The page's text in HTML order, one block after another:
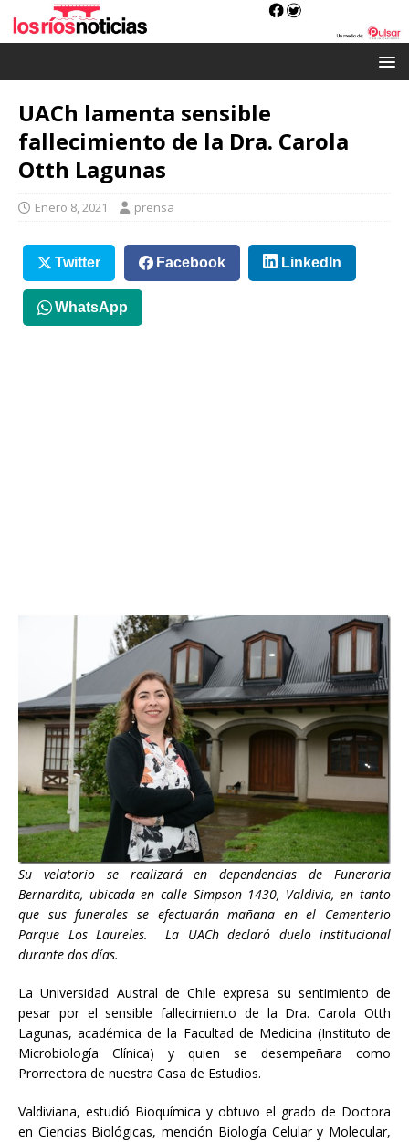
UACh lamenta sensible
fallecimiento de la Dra. Carola
Otth Lagunas
Enero 8, 2021 prensa
Twitter Facebook LinkedIn
WhatsApp
Su velatorio se realizará en dependencias de Funeraria
Bernardita, ubicada en calle Simpson 1430, Valdivia, en tanto
que sus funerales se efectuarán mañana en el Cementerio
Parque Los Laureles. La UACh declaró duelo institucional
durante dos días.
La Universidad Austral de Chile expresa su sentimiento de
pesar por el sensible fallecimiento de la Dra. Carola Otth
Lagunas, académica de la Facultad de Medicina (Instituto de
Microbiología Clínica) y quien se desempeñara como
Prorrectora de nuestra Casa de Estudios.
Valdiviana, estudió Bioquímica y obtuvo el grado de Doctora
en Ciencias Biológicas, mención Biología Celular y Molecular,